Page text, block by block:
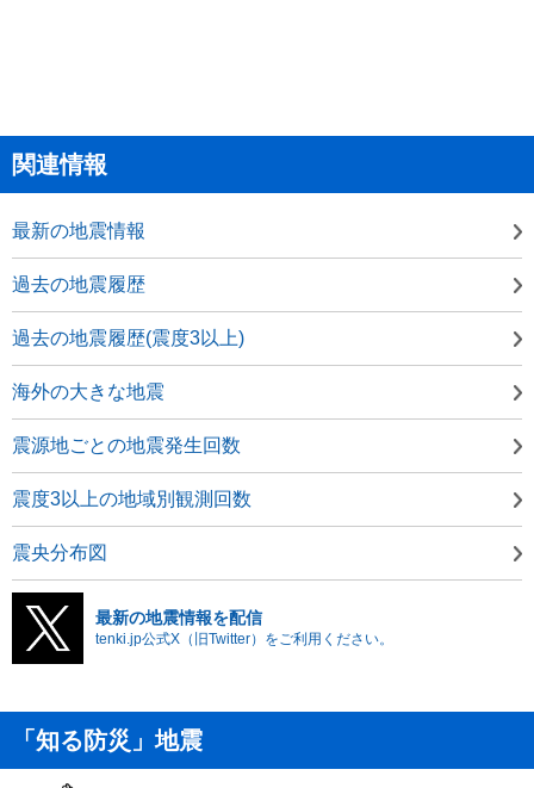
関連情報
最新の地震情報
過去の地震履歴
過去の地震履歴(震度3以上)
海外の大きな地震
震源地ごとの地震発生回数
震度3以上の地域別観測回数
震央分布図
最新の地震情報を配信
tenki.jp公式X（旧Twitter）をご利用ください。
「知る防災」地震